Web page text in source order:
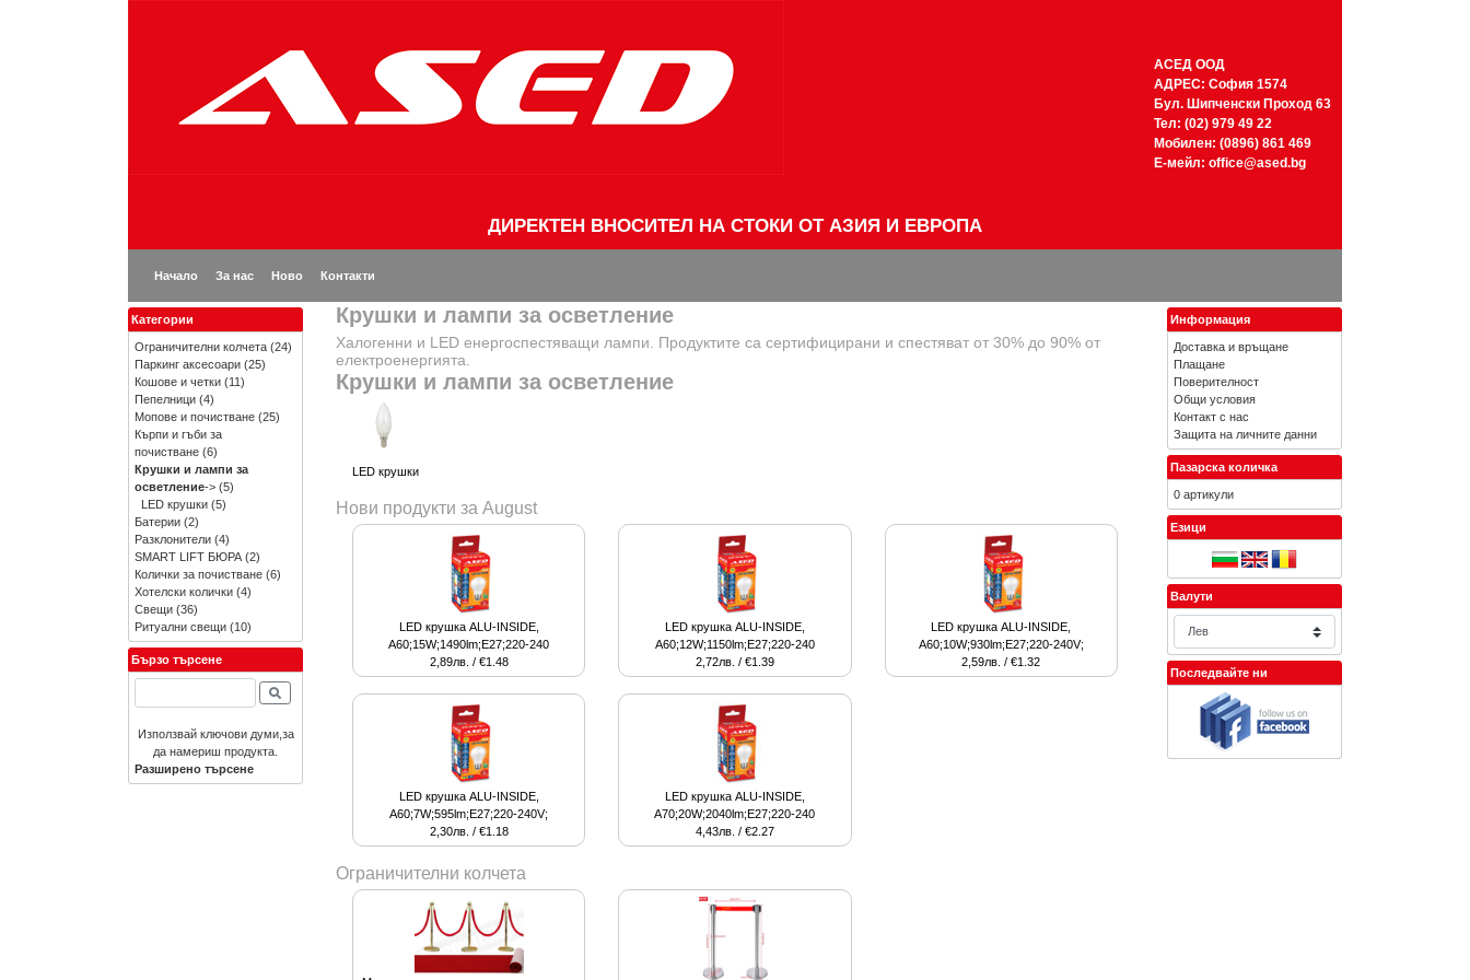
АСЕД ООД
АДРЕС: София 1574
Бул. Шипченски Проход 63
Тел: (02) 979 49 22
Мобилен: (0896) 861 469
Е-мейл: office@ased.bg
ДИРЕКТЕН ВНОСИТЕЛ НА СТОКИ ОТ АЗИЯ И ЕВРОПА
Начало За нас Ново Контакти
Крушки и лампи за осветление
Халогенни и LED енергоспестяващи лампи. Продуктите са сертифицирани и спестяват от 30% до 90% от
електроенергията.
Крушки и лампи за осветление
LED крушки
Нови продукти за August
LED крушка ALU-INSIDE,
A60;15W;1490lm;E27;220-240
2,89лв. / €1.48
LED крушка ALU-INSIDE,
A60;12W;1150lm;E27;220-240
2,72лв. / €1.39
LED крушка ALU-INSIDE,
A60;10W;930lm;E27;220-240V;
2,59лв. / €1.32
LED крушка ALU-INSIDE,
A60;7W;595lm;E27;220-240V;
2,30лв. / €1.18
LED крушка ALU-INSIDE,
A70;20W;2040lm;E27;220-240
4,43лв. / €2.27
Ограничителни колчета
Категории
Ограничителни колчета (24)
Паркинг аксесоари (25)
Кошове и четки (11)
Пепелници (4)
Мопове и почистване (25)
Кърпи и гъби за
почистване (6)
Крушки и лампи за
осветление-> (5)
LED крушки (5)
Батерии (2)
Разклонители (4)
SMART LIFT БЮРА (2)
Колички за почистване (6)
Хотелски колички (4)
Свещи (36)
Ритуални свещи (10)
Бързо търсене
Използвай ключови думи,за
да намериш продукта.
Разширено търсене
Информация
Доставка и връщане
Плащане
Поверителност
Общи условия
Контакт с нас
Защита на личните данни
Пазарска количка
0 артикули
Езици
Валути
Последвайте ни